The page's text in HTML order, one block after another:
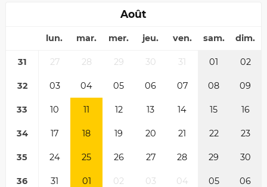
Août
lun. mar. mer. jeu. ven. sam. dim.
31 27 28 29 30 31 01 02
32 03 04 05 06 07 08 09
33 10 11 12 13 14 15 16
34 17 18 19 20 21 22 23
35 24 25 26 27 28 29 30
36 31 01 02 03 04 05 06